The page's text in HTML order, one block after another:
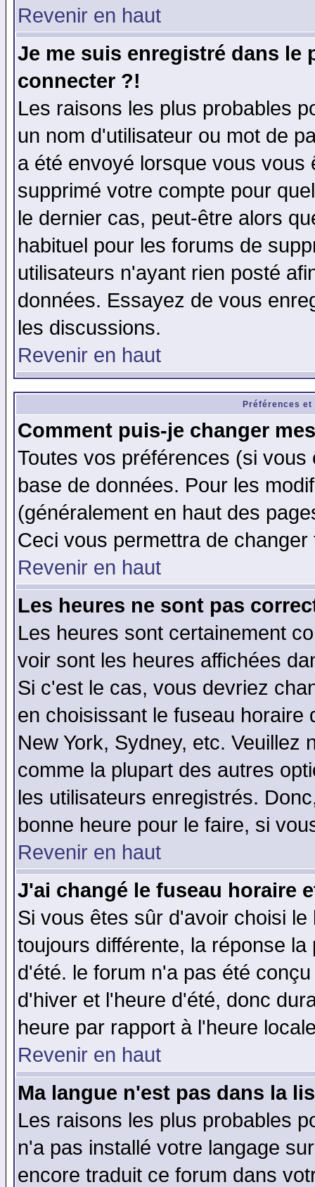
Revenir en haut
Je me suis enregistré dans le
connecter ?!
Les raisons les plus probables
un nom d'utilisateur ou mot de
a été envoyé lorsque vous
supprimé votre compte pour
le dernier cas, peut-être alors
habituel pour les forums de
utilisateurs n'ayant rien posté
données. Essayez de vous
les discussions.
Revenir en haut
Préférences
Comment puis-je changer
Toutes vos préférences (si
base de données. Pour les
(généralement en haut des
Ceci vous permettra de
Revenir en haut
Les heures ne sont pas
Les heures sont certainement
voir sont les heures affichées
Si c'est le cas, vous devriez
en choisissant le fuseau
New York, Sydney, etc. Veuillez
comme la plupart des autres
les utilisateurs enregistrés.
bonne heure pour le faire, si
Revenir en haut
J'ai changé le fuseau horaire
Si vous êtes sûr d'avoir choisi
toujours différente, la réponse
d'été. le forum n'a pas été
d'hiver et l'heure d'été, donc
heure par rapport à l'heure
Revenir en haut
Ma langue n'est pas dans la
Les raisons les plus probables
n'a pas installé votre langage
encore traduit ce forum dans